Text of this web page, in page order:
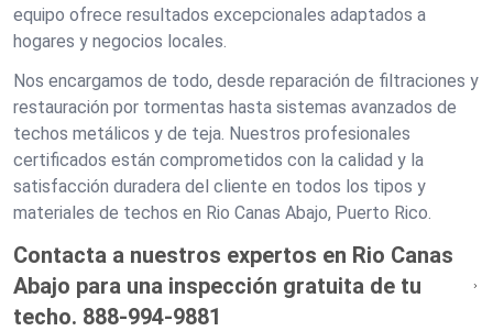
equipo ofrece resultados excepcionales adaptados a
hogares y negocios locales.
Nos encargamos de todo, desde reparación de filtraciones y
restauración por tormentas hasta sistemas avanzados de
techos metálicos y de teja. Nuestros profesionales
certificados están comprometidos con la calidad y la
satisfacción duradera del cliente en todos los tipos y
materiales de techos en Rio Canas Abajo, Puerto Rico.
Contacta a nuestros expertos en Rio Canas
Abajo para una inspección gratuita de tu
techo. 888-994-9881